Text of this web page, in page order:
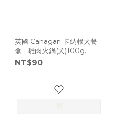
英國 Canagan 卡納根犬餐
盒 - 雞肉火鍋(犬)100g
【F3400】
NT$90